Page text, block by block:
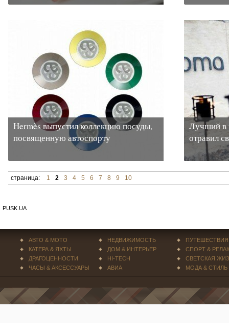
Hermès выпустил коллекцию посуды,
посвященную автоспорту
Лучший в
отравил
страница: 1 2 3 4 5 6 7 8 9 10
PUSK.UA
АВТО & МОТО
КАТЕРА & ЯХТЫ
ДРАГОЦЕННОСТИ
ЧАСЫ & АКСЕССУАРЫ
НЕДВИЖИМОСТЬ
ДОМ & ИНТЕРЬЕР
HI-TECH
АВИА
ПУТЕШЕСТВИЯ
СПОРТ &
СВЕТСКАЯ
МОДА & СТИЛЬ